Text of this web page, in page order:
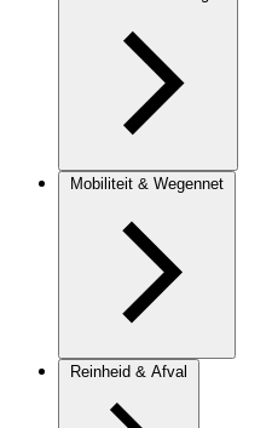
Mobiliteit & Wegennet
Reinheid & Afval